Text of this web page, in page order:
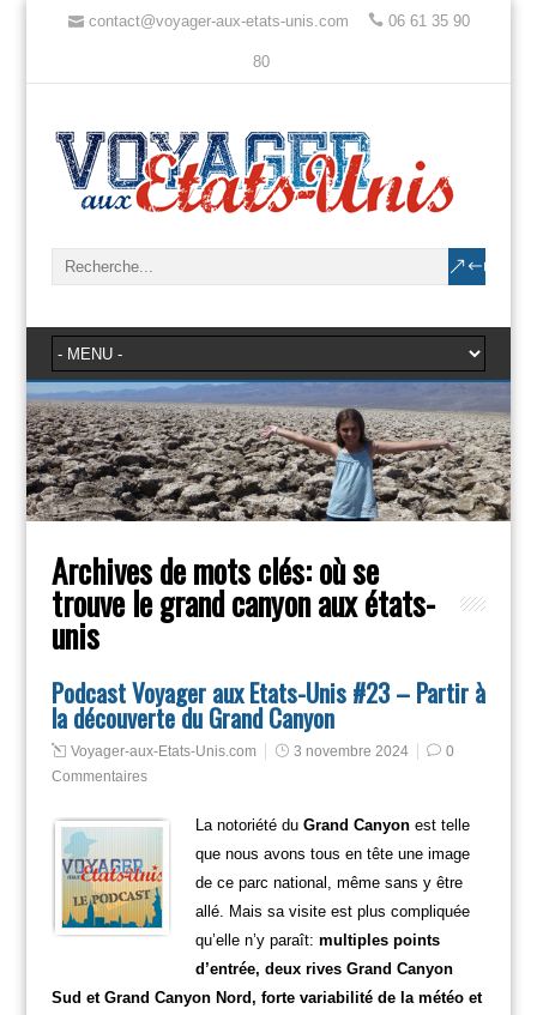
contact@voyager-aux-etats-unis.com 06 61 35 90
80
Archives de mots clés:où se
trouve le grand canyon aux états-
unis
Podcast Voyager aux Etats-Unis #23 – Partir à
la découverte du Grand Canyon
Voyager-aux-Etats-Unis.com 3 novembre 2024
0
Commentaires
La notoriété du Grand Canyonest telle
que nous avons tous en tête une image
de ce parc national, même sans y être
allé. Mais sa visite est plus compliquée
qu’elle n’y paraît: multiples points
d’entrée, deux rives Grand Canyon
Sud et Grand Canyon Nord, forte variabilité de la météo et